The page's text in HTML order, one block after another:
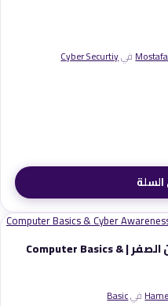
فيCyber Securtiy
أساسيات الكمبيوتر والحماية من الصفر | Computer Basics &
فيBasic